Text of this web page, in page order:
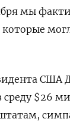
мы
которые
США
$26